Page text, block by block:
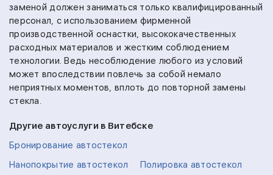
заменой должен заниматься только квалифицированный
персонал, с использованием фирменной
производственной оснастки, высококачественных
расходных материалов и жестким соблюдением
технологии. Ведь несоблюдение любого из условий
может впоследствии повлечь за собой немало
неприятных моментов, вплоть до повторной замены
стекла.
Другие автоуслуги в Витебске
Бронирование автостекол
Нанопокрытие автостекол
Полировка автостекол